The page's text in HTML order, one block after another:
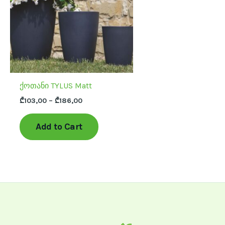
ქოთანი TYLUS Matt
₾103,00 – ₾186,00
Add to Cart
variants.
The
options
may
be
chosen
page